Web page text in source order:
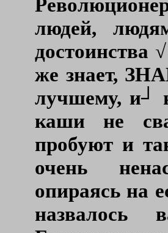
людей,
достоинства
же знает,
лучшему, и┘
каши не
пробуют и
очень
опираясь на
назвалось